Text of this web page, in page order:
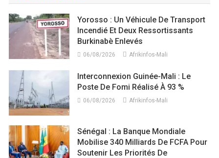
Yorosso : Un Véhicule De Transport
Incendié Et Deux Ressortissants
Burkinabè Enlevés
06/08/2026 Afrikinfos-Mali
Interconnexion Guinée-Mali : Le
Poste De Fomi Réalisé À 93 %
06/08/2026 Afrikinfos-Mali
Sénégal : La Banque Mondiale
Mobilise 340 Milliards De FCFA Pour
Soutenir Les Priorités De